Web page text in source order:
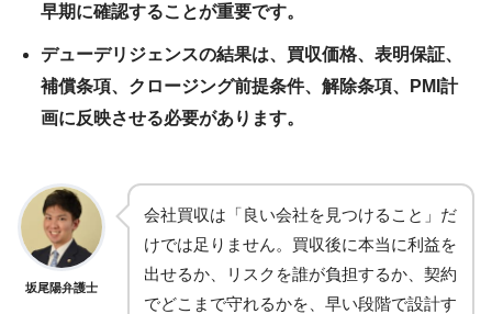
早期に確認することが重要です。
デューデリジェンスの結果は、買収価格、表明保証、
補償条項、クロージング前提条件、解除条項、PMI計
画に反映させる必要があります。
坂尾陽弁護士
会社買収は「良い会社を見つけること」だ
けでは足りません。買収後に本当に利益を
出せるか、リスクを誰が負担するか、契約
でどこまで守れるかを、早い段階で設計す